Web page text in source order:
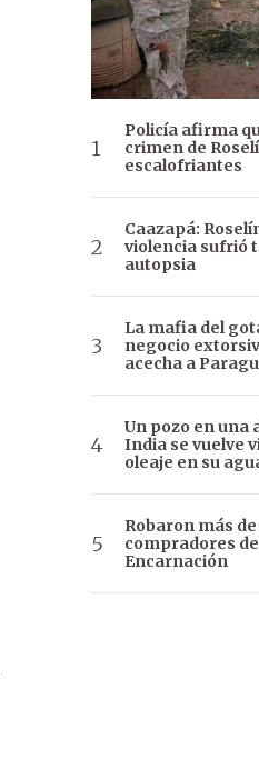
Policía afirma
crimen de
escalofriantes
Caazapá:
violencia sufrió
autopsia
La mafia del
negocio
acecha a
Un pozo en una
India se vuelve
oleaje en su
Robaron más
compradores
Encarnación